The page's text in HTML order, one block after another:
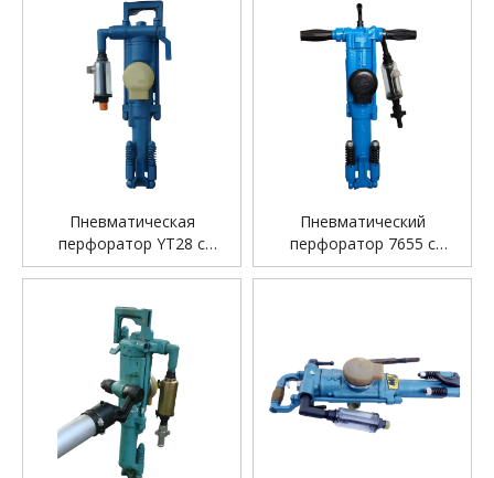
Пневматическая
перфоратор YT28 с
воздушной опорой
Пневматический
перфоратор 7655 с
пневматической опорой